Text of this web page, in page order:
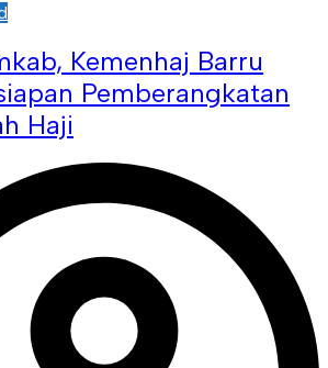
Kemenhaj Barru
Pemberangkatan
Haji